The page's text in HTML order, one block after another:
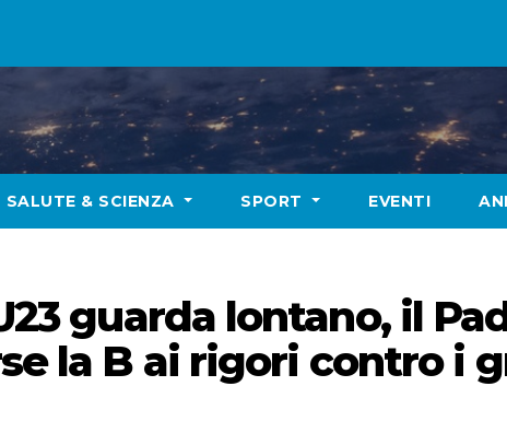
SALUTE & SCIENZA SPORT EVENTI
guarda lontano, il
la B ai rigori contro i